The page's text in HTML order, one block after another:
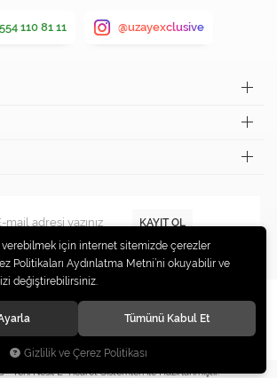
110 81 11 @uzayexclusive
KAYIT OL
Uzay Exclusive Tüm hakları saklıdır.
Yeni Nesil E-Ticaret Sistemleri ile Hazırlanmıştır.
için internet sitemizde çerezler
Politikaları Aydınlatma Metni’ni okuyabilir ve
değiştirebilirsiniz.
Tümünü Kabul Et
Gizlilik ve Çerez Politikası